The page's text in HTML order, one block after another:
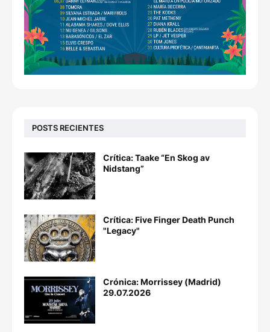
POSTS RECIENTES
Crítica: Taake “En Skog av
Nidstang”
Crítica: Five Finger Death Punch
"Legacy"
Crónica: Morrissey (Madrid)
29.07.2026